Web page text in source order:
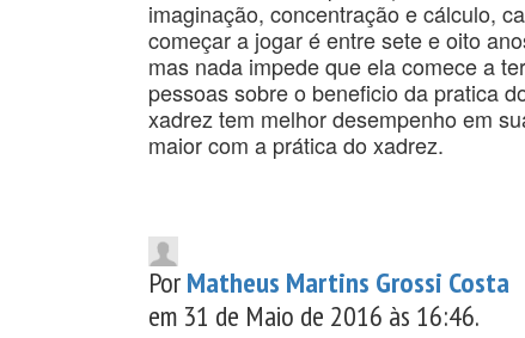
imaginação, concentração e cálculo,
começar a jogar é entre sete e oito
mas nada impede que ela comece a
pessoas sobre o beneficio da pratica
xadrez tem melhor desempenho em
maior com a prática do xadrez.
PorMatheus Martins Grossi Costa
em 31 de Maio de 2016 às 16:46.